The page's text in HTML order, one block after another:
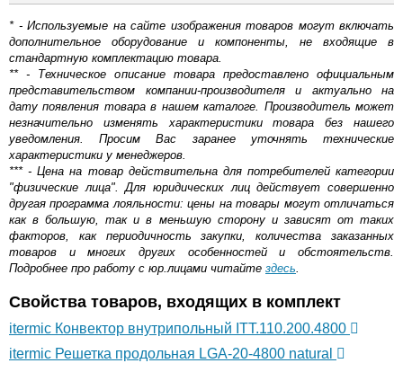
* - Используемые на сайте изображения товаров могут включать
дополнительное оборудование и компоненты, не входящие в
стандартную комплектацию товара.
** - Техническое описание товара предоставлено официальным
представительством компании-производителя и актуально на
дату появления товара в нашем каталоге. Производитель может
незначительно изменять характеристики товара без нашего
уведомления. Просим Вас заранее уточнять технические
характеристики у менеджеров.
*** - Цена на товар действительна для потребителей категории
"физические лица". Для юридических лиц действует совершенно
другая программа лояльности: цены на товары могут отличаться
как в большую, так и в меньшую сторону и зависят от таких
факторов, как периодичность закупки, количества заказанных
товаров и многих других особенностей и обстоятельств.
Подробнее про работу с юр.лицами читайте здесь.
Свойства товаров, входящих в комплект
itermic Конвектор внутрипольный ITT.110.200.4800
itermic Решетка продольная LGA-20-4800 natural